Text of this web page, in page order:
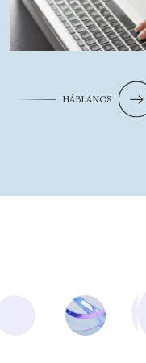
HÁBLANOS